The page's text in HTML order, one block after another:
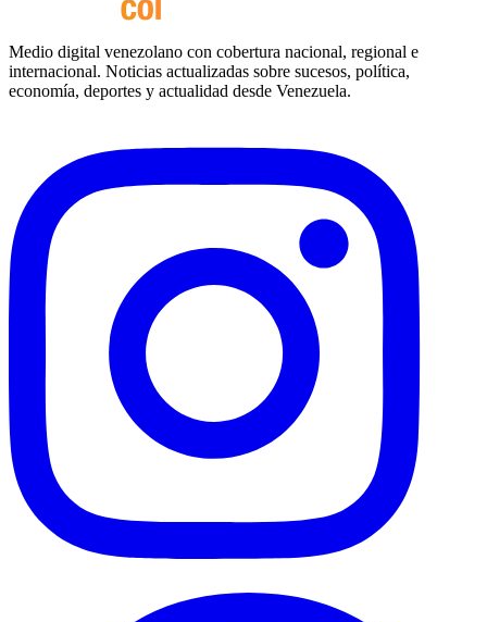
Medio digital venezolano con cobertura nacional, regional e
internacional. Noticias actualizadas sobre sucesos, política,
economía, deportes y actualidad desde Venezuela.